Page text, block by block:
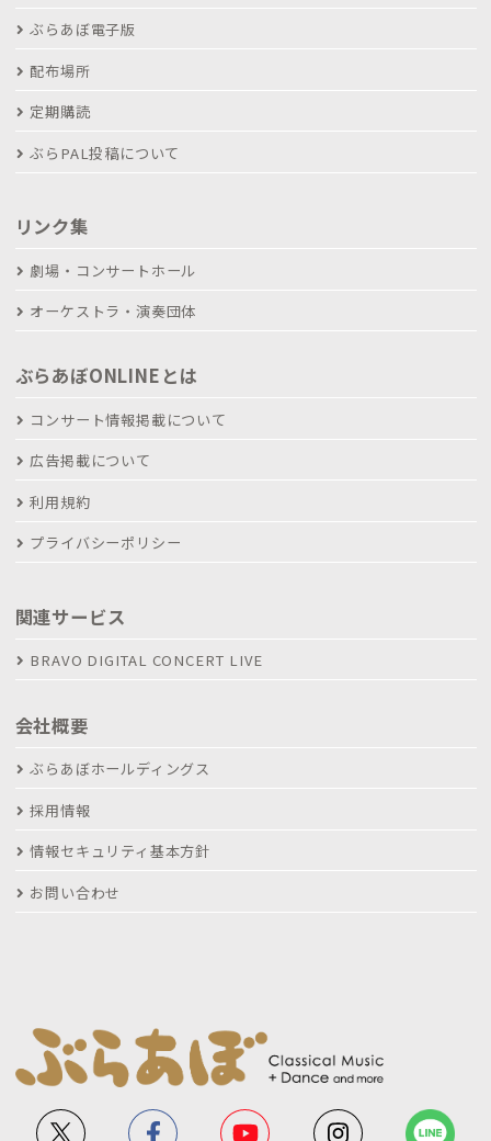
ぶらあぼ電子版
配布場所
定期購読
ぶらPAL投稿について
リンク集
劇場・コンサートホール
オーケストラ・演奏団体
ぶらあぼONLINEとは
コンサート情報掲載について
広告掲載について
利用規約
プライバシーポリシー
関連サービス
BRAVO DIGITAL CONCERT LIVE
会社概要
ぶらあぼホールディングス
採用情報
情報セキュリティ基本方針
お問い合わせ